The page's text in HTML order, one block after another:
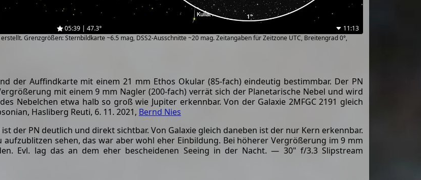
05:39 | 47.3°
11:13
Grenzgrößen: Sternbildkarte ~6.5 mag, DSS2-Ausschnitte ~20 mag. Zeitangaben für Zeitzone UTC, Breitengrad 0°,
der Auffindkarte mit einem 21 mm Ethos Okular (85-fach) eindeutig bestimmbar. Der PN
mit einem 9 mm Nagler (200-fach) verrät sich der Planetarische Nebel und wird
Nebelchen etwa halb so groß wie Jupiter erkennbar. Von der Galaxie 2MFGC 2191 gleich
Hasliberg Reuti, 6. 11. 2021, Bernd Nies
der PN deutlich und direkt sichtbar. Von Galaxie gleich daneben ist der nur Kern erkennbar.
sehen, das war aber wohl eher Einbildung. Bei höherer Vergrößerung im 9 mm
Evl. lag das an dem eher bescheidenen Seeing in der Nacht. — 30" f/3.3 Slipstream